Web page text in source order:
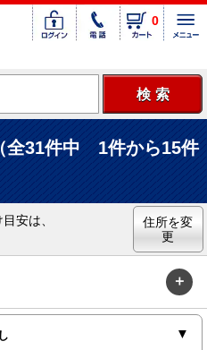
0
全31件中 1件から15件
安は、
住所を変
更